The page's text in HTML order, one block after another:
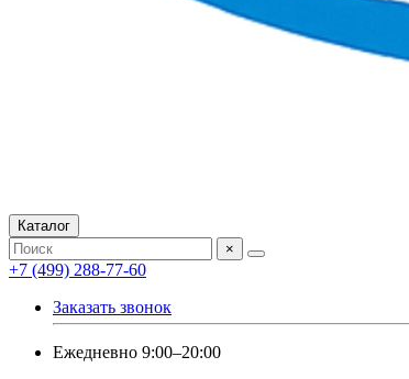
Каталог
×
+7 (499) 288-77-60
Заказать звонок
Ежедневно 9:00–20:00